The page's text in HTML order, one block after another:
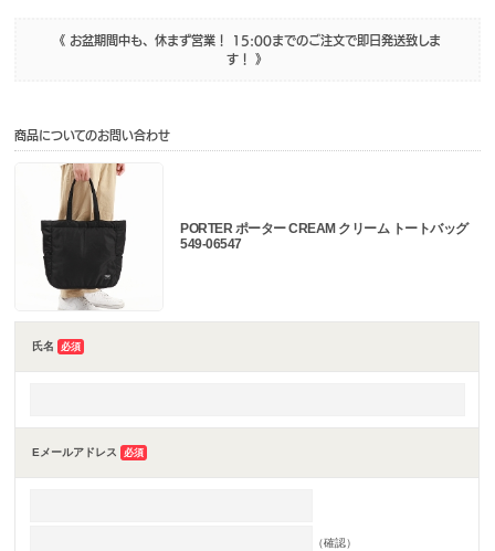
《 お盆期間中も、休まず営業！ 15:00までのご注文で即日発送致しま
す！ 》
商品についてのお問い合わせ
PORTER ポーター CREAM クリーム トートバッグ
549-06547
氏名 必須
Eメールアドレス 必須
（確認）